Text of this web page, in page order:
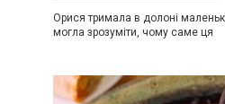
Орися тримала в долоні
могла зрозуміти, чому саме ця